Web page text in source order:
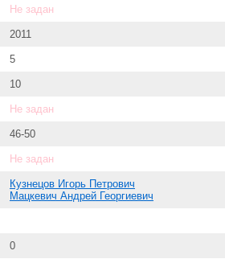
Не задан
2011
5
10
Не задан
46-50
Не задан
Кузнецов Игорь Петрович
Мацкевич Андрей Георгиевич
0